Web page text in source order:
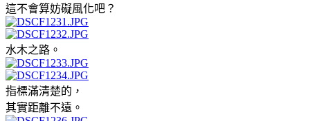
這不會算妨礙風化吧？
水木之路。
指標滿清楚的，
其實距離不遠。